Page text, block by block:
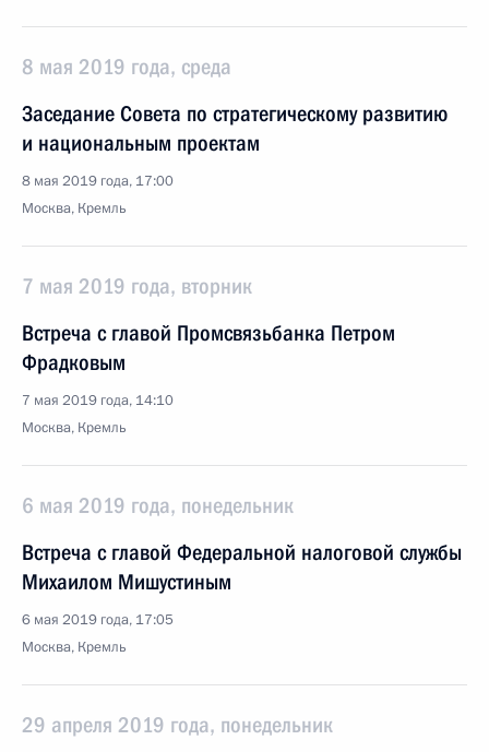
8 мая 2019 года, среда
Заседание Совета по стратегическому развитию
и национальным проектам
8 мая 2019 года, 17:00
Москва, Кремль
7 мая 2019 года, вторник
Встреча с главой Промсвязьбанка Петром
Фрадковым
7 мая 2019 года, 14:10
Москва, Кремль
6 мая 2019 года, понедельник
Встреча с главой Федеральной налоговой службы
Михаилом Мишустиным
6 мая 2019 года, 17:05
Москва, Кремль
29 апреля 2019 года, понедельник